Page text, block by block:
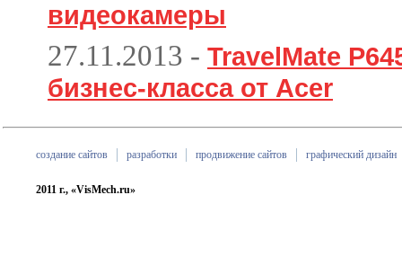
видеокамеры
27.11.2013 - TravelMate
бизнес-класса от Acer
создание сайтов разработки продвижение сайтов графический дизайн
2011 г., «VisMech.ru»